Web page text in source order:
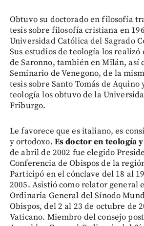
Obtuvo su doctorado en filosofía
tesis sobre filosofía cristiana en
Universidad Católica del Sagrado
Sus estudios de teología los
de Saronno, también en Milán, así
Seminario de Venegono, de la
tesis sobre Santo Tomás de Aquino
teología los obtuvo de la
Friburgo.
Le favorece que es italiano, es
y ortodoxo. Es doctor en teología
de abril de 2002 fue elegido
Conferencia de Obispos de la
Participó en el cónclave del 18 al
2005. Asistió como relator general
Ordinaria General del Sínodo
Obispos, del 2 al 23 de octubre de
Vaticano. Miembro del consejo